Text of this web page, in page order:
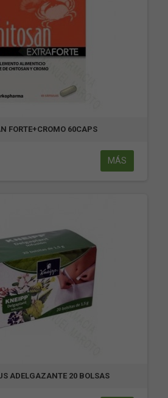
FORTE+CROMO 60CAPS
MÁS
ADELGAZANTE 20 BOLSAS